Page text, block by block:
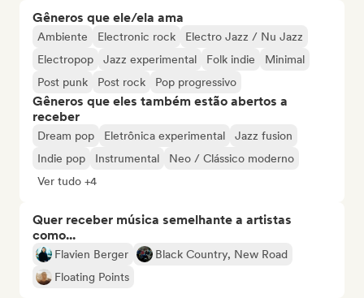
Gêneros que ele/ela ama
Ambiente Electronic rock
Electro Jazz / Nu Jazz
Electropop
Jazz experimental Folk indie
Minimal
Post punk
Post rock Pop progressivo
Gêneros que eles também estão abertos a
receber
Dream pop Eletrônica experimental
Jazz fusion
Indie pop
Instrumental
Neo / Clássico moderno
Ver tudo +4
Quer receber música semelhante a artistas
como...
Flavien Berger
Black Country, New Road
Floating Points